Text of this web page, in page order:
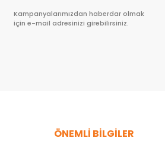
Kampanyalarımızdan haberdar olmak
için e-mail adresinizi girebilirsiniz.
ÖNEMLİ BİLGİLER